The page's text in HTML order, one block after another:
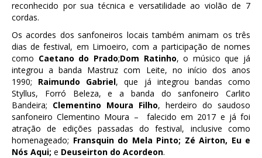
reconhecido por sua técnica e versatilidade ao violão de 7
cordas.
Os acordes dos sanfoneiros locais também animam os três
dias de festival, em Limoeiro, com a participação de nomes
como Caetano do Prado;Dom Ratinho, o músico que já
integrou a banda Mastruz com Leite, no início dos anos
1990; Raimundo Gabriel, que já integrou bandas como
Styllus, Forró Beleza, e a banda do sanfoneiro Carlito
Bandeira; Clementino Moura Filho, herdeiro do saudoso
sanfoneiro Clementino Moura – falecido em 2017 e já foi
atração de edições passadas do festival, inclusive como
homenageado; Fransquin do Mela Pinto; Zé Airton, Eu e
Nós Aqui; e Deuseirton do Acordeon.